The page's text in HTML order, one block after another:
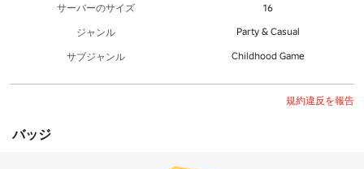
サーバーのサイズ
16
ジャンル
Party & Casual
サブジャンル Childhood Game
規約違反を報告
バッジ